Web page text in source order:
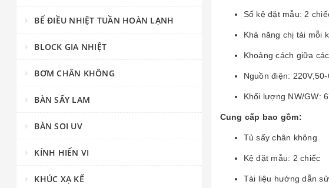
Số kệ đặt mẫu: 2
Khả năng chị tải mỗi
Khoảng cách giữa
Nguồn điện:
Khối lượng NW/GW:
Cung cấp bao gồm:
Tủ sấy chân không
Kệ đặt mẫu: 2 chiếc
Tài liệu hướng dẫn
BỂ ĐIỀU NHIỆT TUẦN HOÀN LẠNH
BLOCK GIA NHIỆT
BƠM CHÂN KHÔNG
BÀN SẤY LAM
BÀN SOI UV
KÍNH HIỂN VI
KHÚC XẠ KẾ